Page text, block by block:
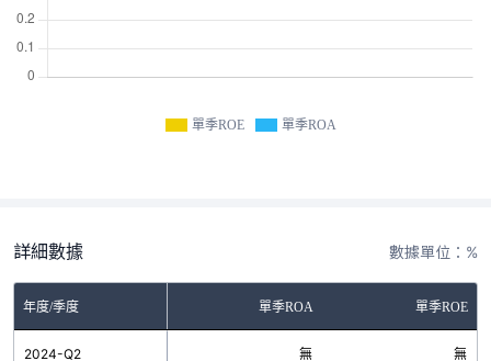
單季ROE 單季ROA
詳細數據 數據單位：%
年度/季度 單季ROA 單季ROE
2024-Q2 無 無